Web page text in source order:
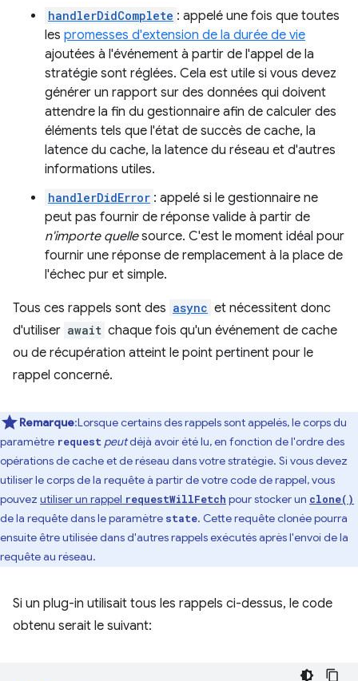
handlerDidComplete : appelé une fois que toutes
les promesses d'extension de la durée de vie
ajoutées à l'événement à partir de l'appel de la
stratégie sont réglées. Cela est utile si vous devez
générer un rapport sur des données qui doivent
attendre la fin du gestionnaire afin de calculer des
éléments tels que l'état de succès de cache, la
latence du cache, la latence du réseau et d'autres
informations utiles.
handlerDidError : appelé si le gestionnaire ne
peut pas fournir de réponse valide à partir de
n'importe quellesource. C'est le moment idéal pour
fournir une réponse de remplacement à la place de
l'échec pur et simple.
Tous ces rappels sont des async et nécessitent donc
d'utiliser await chaque fois qu'un événement de cache
ou de récupération atteint le point pertinent pour le
rappel concerné.
Remarque:Lorsque certains des rappels sont appelés, le corps du
paramètre request peutdéjà avoir été lu, en fonction de l'ordre des
opérations de cache et de réseau dans votre stratégie. Si vous devez
utiliser le corps de la requête à partir de votre code de rappel, vous
pouvez utiliser un rappel requestWillFetch pour stocker un clone()
de la requête dans le paramètre state. Cette requête clonée pourra
ensuite être utilisée dans d'autres rappels exécutés après l'envoi de la
requête au réseau.
Si un plug-in utilisait tous les rappels ci-dessus, le code
obtenu serait le suivant: